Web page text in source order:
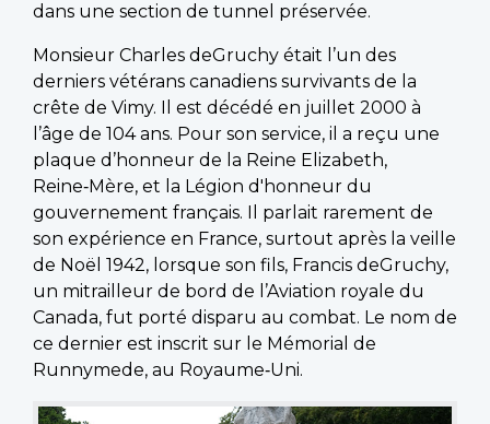
dans une section de tunnel préservée.
Monsieur Charles deGruchy était l’un des
derniers vétérans canadiens survivants de la
crête de Vimy. Il est décédé en juillet 2000 à
l’âge de 104 ans. Pour son service, il a reçu une
plaque d’honneur de la Reine Elizabeth,
Reine‑Mère, et la Légion d'honneur du
gouvernement français. Il parlait rarement de
son expérience en France, surtout après la veille
de Noël 1942, lorsque son fils, Francis deGruchy,
un mitrailleur de bord de l’Aviation royale du
Canada, fut porté disparu au combat. Le nom de
ce dernier est inscrit sur le Mémorial de
Runnymede, au Royaume‑Uni.